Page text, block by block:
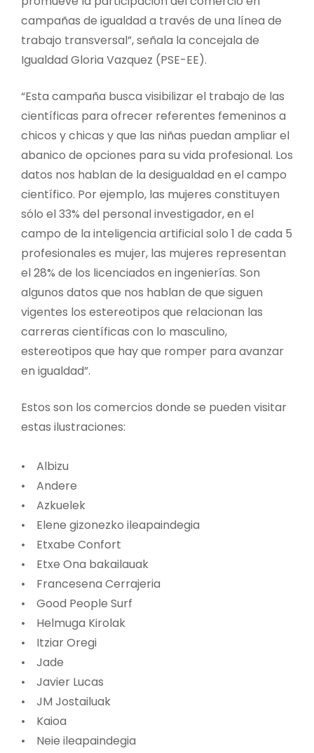
campañas de igualdad a través de una línea de
trabajo transversal”, señala la concejala de
Igualdad Gloria Vazquez (PSE-EE).
“Esta campaña busca visibilizar el trabajo de las
científicas para ofrecer referentes femeninos a
chicos y chicas y que las niñas puedan ampliar el
abanico de opciones para su vida profesional. Los
datos nos hablan de la desigualdad en el campo
científico. Por ejemplo, las mujeres constituyen
sólo el 33% del personal investigador, en el
campo de la inteligencia artificial solo 1 de cada 5
profesionales es mujer, las mujeres representan
el 28% de los licenciados en ingenierías. Son
algunos datos que nos hablan de que siguen
vigentes los estereotipos que relacionan las
carreras científicas con lo masculino,
estereotipos que hay que romper para avanzar
en igualdad”.
Estos son los comercios donde se pueden visitar
estas ilustraciones:
• Albizu
• Andere
• Azkuelek
• Elene gizonezko ileapaindegia
• Etxabe Confort
• Etxe Ona bakailauak
• Francesena Cerrajeria
• Good People Surf
• Helmuga Kirolak
• Itziar Oregi
• Jade
• Javier Lucas
• JM Jostailuak
• Kaioa
• Neie ileapaindegia